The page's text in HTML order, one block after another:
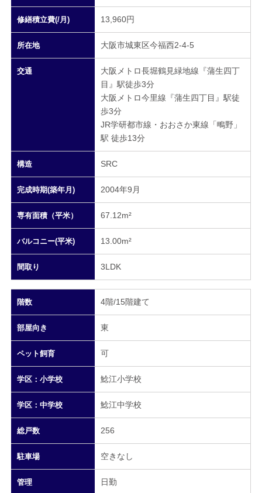
修繕積立費(/月) 13,960円
所在地 大阪市城東区今福西2-4-5
交通
大阪メトロ長堀鶴見緑地線『蒲生四丁
目』駅徒歩3分
大阪メトロ今里線『蒲生四丁目』駅徒
歩3分
JR学研都市線・おおさか東線「鴫野」
駅 徒歩13分
構造 SRC
完成時期(築年月) 2004年9月
専有面積（平米） 67.12m²
バルコニー(平米) 13.00m²
間取り 3LDK
階数 4階/15階建て
部屋向き 東
ペット飼育 可
学区：小学校 鯰江小学校
学区：中学校 鯰江中学校
総戸数 256
駐車場 空きなし
管理 日勤